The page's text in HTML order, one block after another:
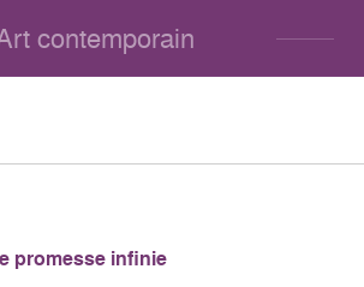
contemporain
promesse infinie